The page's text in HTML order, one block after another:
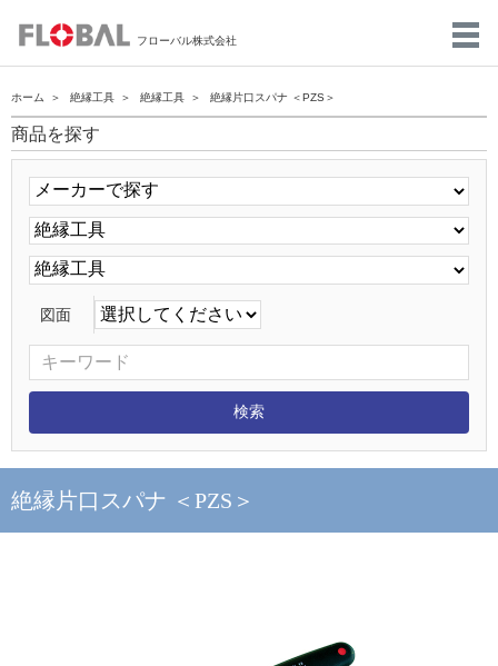
フローバル株式会社
ホーム 絶縁工具 絶縁工具 絶縁片口スパナ ＜PZS＞
商品を探す
図面
絶縁片口スパナ ＜PZS＞